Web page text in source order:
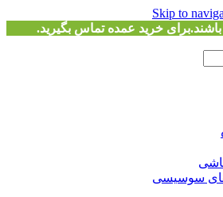
Skip to
خرید عمده تماس بگیرید.
سوسیسی